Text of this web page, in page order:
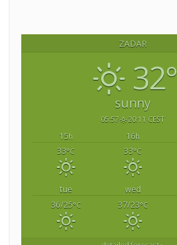
ZADAR
32°
sunny
05:57 20:11 CEST
15h 16h
33°C 33°C
tue wed
36/25°C 37/23°C